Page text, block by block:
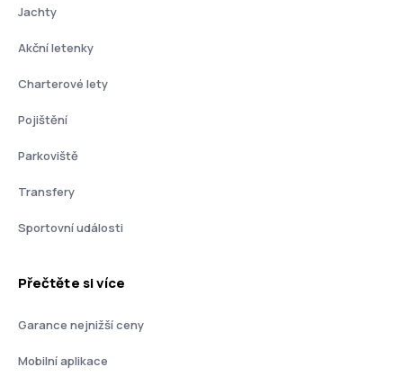
Jachty
Akční letenky
Charterové lety
Pojištění
Parkoviště
Transfery
Sportovní události
Přečtěte si více
Garance nejnižší ceny
Mobilní aplikace